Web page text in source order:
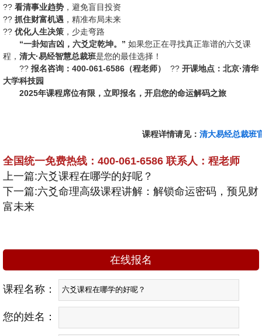
?? 看清事业趋势 ，避免盲目投资
?? 抓住财富机遇 ，精准布局未来
?? 优化人生决策 ，少走弯路
“一卦知吉凶，六爻定乾坤。” 如果您正在寻找真正靠谱的六爻课
程， 清大·易经智慧总裁班是您的最佳选择！
?? 报名咨询：400-061-6586（程老师） ?? 开课地点：北京·清华
大学科技园
2025年课程席位有限，立即报名，开启您的命运解码之旅
课程详情请见： 清大易经总裁班
全国统一免费热线：400-061-6586 联系人：程老师
上一篇:六爻课程在哪学的好呢？
下一篇:六爻命理高级课程讲解：解锁命运密码，预见财
富未来
在线报名
课程名称：
您的姓名：